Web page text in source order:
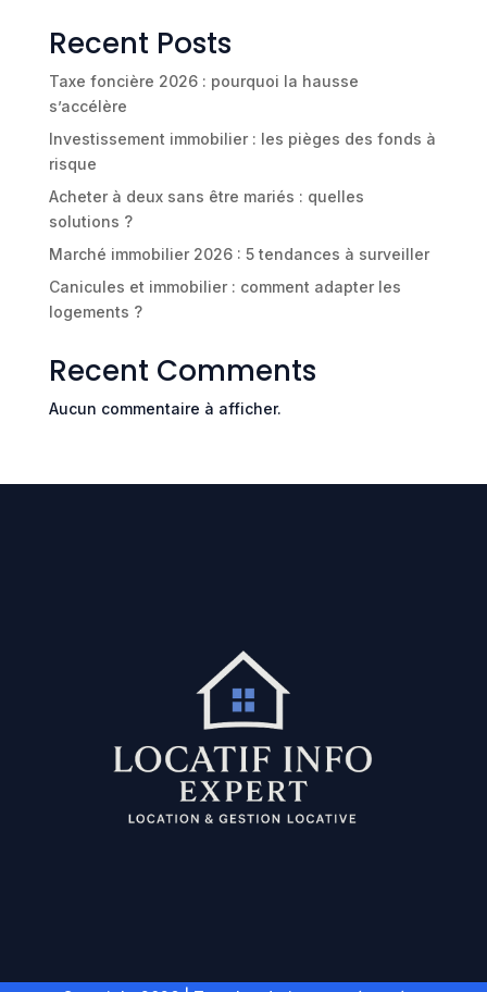
Recent Posts
Taxe foncière 2026 : pourquoi la hausse
s’accélère
Investissement immobilier : les pièges des fonds à
risque
Acheter à deux sans être mariés : quelles
solutions ?
Marché immobilier 2026 : 5 tendances à surveiller
Canicules et immobilier : comment adapter les
logements ?
Recent Comments
Aucun commentaire à afficher.